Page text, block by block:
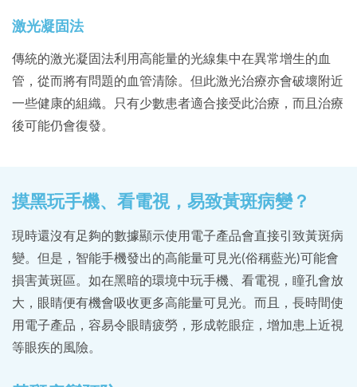
激光凝固法
傳統的激光凝固法利用高能量的光線集中在異常增生的血
管，從而將有問題的血管清除。但此激光治療亦會破壞附近
一些健康的組織。只有少數患者適合接受此治療，而且治療
後可能仍會復發。
摸黑玩手機、看電視，易致黃斑病變？
現時還沒有足夠的數據顯示使用電子產品會直接引致黃斑病
變。但是，智能手機發出的高能量可見光(俗稱藍光)可能會
損害黃斑區。如在黑暗的環境中玩手機、看電視，瞳孔會放
大，眼睛便有機會吸收更多高能量可見光。而且，長時間使
用電子產品，容易令眼睛疲勞，形成乾眼症，增加患上近視
等眼疾的風險。